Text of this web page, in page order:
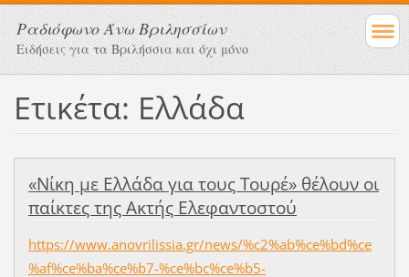
Ραδιόφωνο Άνω Βριλησσίων
Ειδήσεις για τα Βριλήσσια και όχι μόνο
Ετικέτα: Ελλάδα
«Νίκη με Ελλάδα για τους Τουρέ» θέλουν οι
παίκτες της Ακτής Ελεφαντοστού
https://www.anovrilissia.gr/news/%c2%ab%ce%bd%ce
%af%ce%ba%ce%b7-%ce%bc%ce%b5-